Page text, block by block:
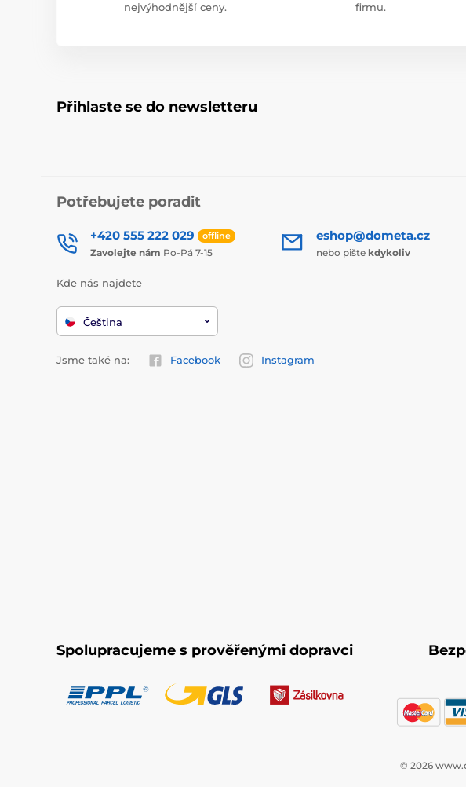
nejvýhodnější ceny.
firmu.
Přihlaste se do newsletteru
Potřebujete poradit
+420 555 222 029 offline
Zavolejte nám Po-Pá 7-15
eshop@dometa.cz
nebo pište kdykoliv
Kde nás najdete
Čeština
Jsme také na: Facebook Instagram
Spolupracujeme s prověřenými dopravci
© 2026